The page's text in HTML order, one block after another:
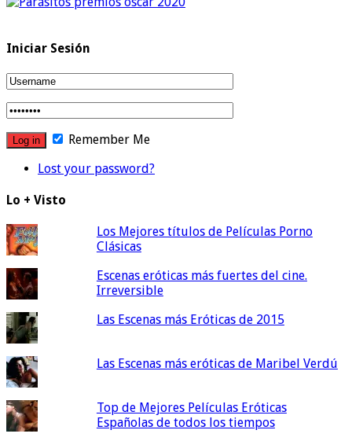
Iniciar Sesión
Remember Me
Lost your password?
Lo + Visto
Los Mejores títulos de Películas Porno
Clásicas
Escenas eróticas más fuertes del cine.
Irreversible
Las Escenas más Eróticas de 2015
Las Escenas más eróticas de Maribel Verdú
Top de Mejores Películas Eróticas
Españolas de todos los tiempos